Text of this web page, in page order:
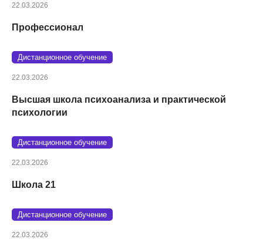
22.03.2026
Профессионал
Дистанционное обучение
22.03.2026
Высшая школа психоанализа и практической
психологии
Дистанционное обучение
22.03.2026
Школа 21
Дистанционное обучение
22.03.2026